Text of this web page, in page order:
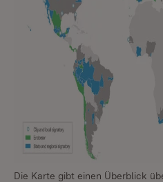
Die Karte gibt einen Überblick